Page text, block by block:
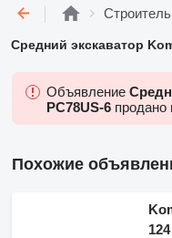
Средний экскаватор
Объявление
PC78US-6 продано
Похожие